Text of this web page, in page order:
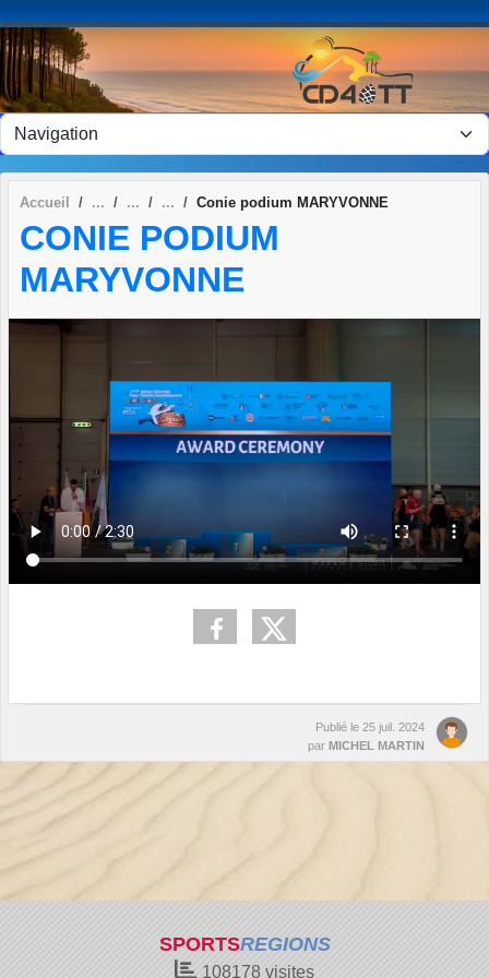
Accueil Conie podium MARYVONNE
CONIE PODIUM
MARYVONNE
Publié le 25 juil. 2024
par MICHEL MARTIN
SPORTSREGIONS
108178 visites